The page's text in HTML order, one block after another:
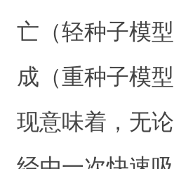
亡（轻种子模
成（重种子模
现意味着，无